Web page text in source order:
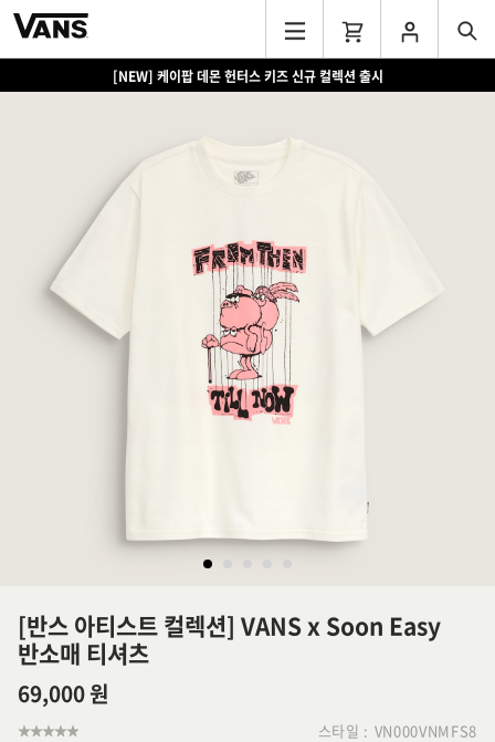
[NEW] 케이팝 데몬 헌터스 키즈 신규 컬렉션 출시
[반스 아티스트 컬렉션] VANS x Soon Easy
반소매 티셔츠
69,000 원
스타일 : VN000VNMFS8